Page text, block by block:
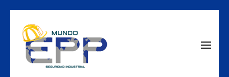
contenido
(presiona